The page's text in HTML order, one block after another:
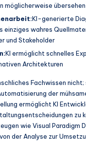
möglicherweise übersehen
KI-generierte
einziges wahres
und Stakeholder
KI ermöglicht schnelles
Architekturen
Fachwissen
der
ermöglicht KI
zu
wie Visual Paradigm
der Analyse zur